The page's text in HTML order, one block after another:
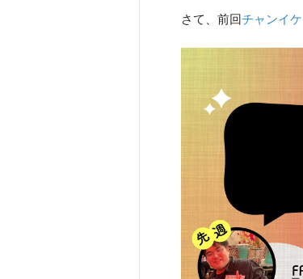
さて、前回チャンイケ